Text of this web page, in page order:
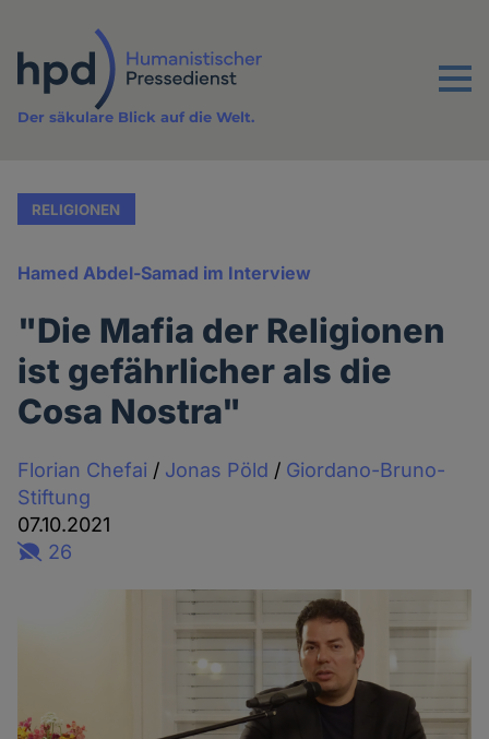
Inhalt
Menu
Der säkulare Blick auf die Welt.
RELIGIONEN
Hamed Abdel-Samad im Interview
"Die Mafia der Religionen
ist gefährlicher als die
Cosa Nostra"
Florian Chefai / Jonas Pöld / Giordano-Bruno-
Stiftung
07.10.2021
26